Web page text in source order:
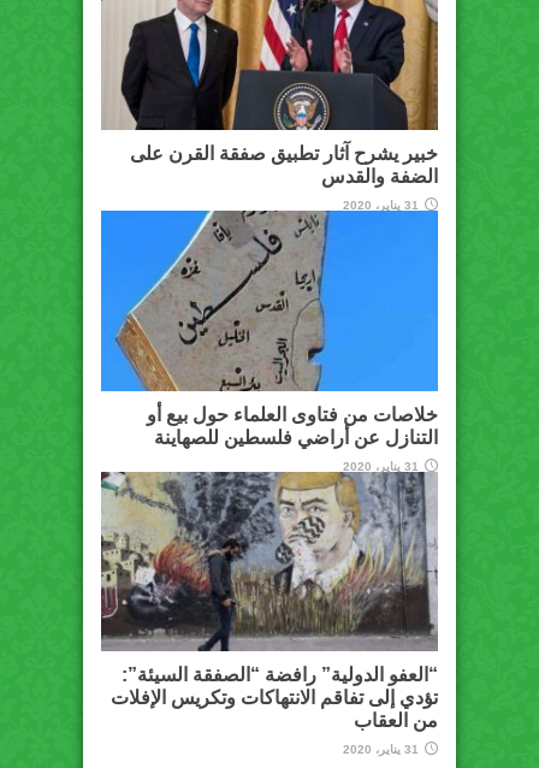
خبير يشرح آثار تطبيق صفقة القرن على
الضفة والقدس
31 يناير، 2020
خلاصات من فتاوى العلماء حول بيع أو
التنازل عن أراضي فلسطين للصهاينة
31 يناير، 2020
“العفو الدولية” رافضة “الصفقة السيئة”:
تؤدي إلى تفاقم الانتهاكات وتكريس الإفلات
من العقاب
31 يناير، 2020